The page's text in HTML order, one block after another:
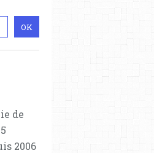
de
2006